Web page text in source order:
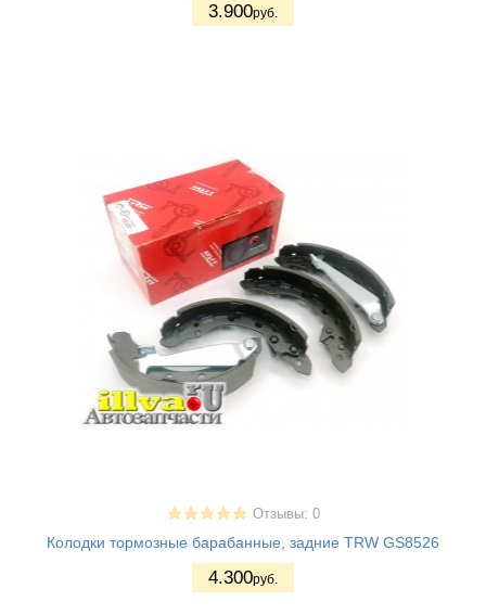
3.900руб.
Отзывы: 0
Колодки тормозные барабанные, задние TRW GS8526
4.300руб.